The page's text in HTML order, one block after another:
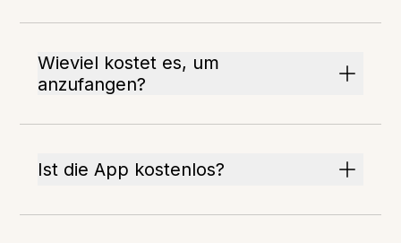
Wieviel kostet es, um
anzufangen?
Ist die App kostenlos?